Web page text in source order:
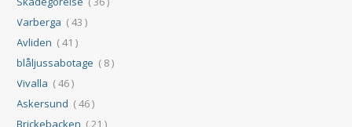
Varberga ( 43 )
Avliden ( 41 )
blåljussabotage ( 8 )
Vivalla ( 46 )
Askersund ( 46 )